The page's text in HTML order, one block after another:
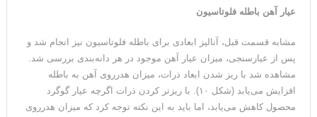
عیار آهن باطله فلوتاسیون
مشابه قسمت قبل، آنالیز ابعادی برای باطله فلوتاسیون نیز انجام شد و
پس از عیارسنجی، میزان عیار آهن موجود در هر دانه‌بندی بررسی شد.
مشاهده شد با ریز شدن ابعاد ذرات، میزان هدرروی آهن به باطله
افزایش می‌یابد (شکل ۱۰). با ریزتر کردن ذرات اگرچه عیار گوگرد
محصول کاهش می‌یابد، اما باید به این نکته توجه کرد که میزان هدرروی